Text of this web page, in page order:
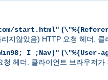
start.html" (
지않았음) HTTP 요청 헤더.
I ;Nav)" (\"%{User-
청 헤더. 클라이언트 브라우저가